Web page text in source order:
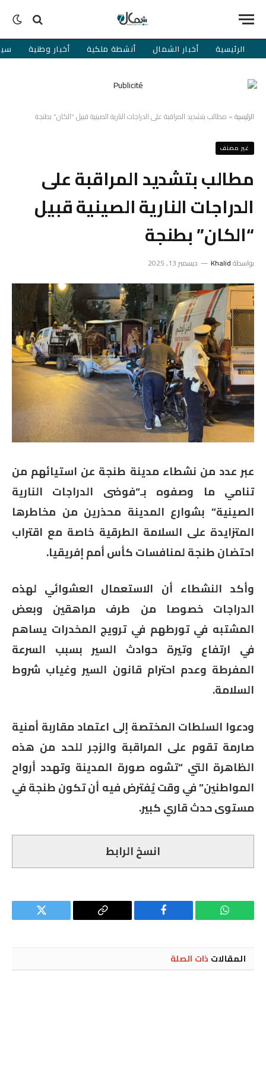
الرئيسية أخبار الشمال أنشطة ملكية أخبار وطنية
الرئيسية» مطالب بتشديد المراقبة على الدراجات النارية الصينية قبيل “الكان” بطنجة
غير مصنف
مطالب بتشديد المراقبة على
الدراجات النارية الصينية قبيل
“الكان” بطنجة
بواسطةKhalid ديسمبر 13, 2025
عبر عدد من نشطاء مدينة طنجة عن استيائهم من
تنامي ما وصفوه بـ“فوضى الدراجات النارية
الصينية” بشوارع المدينة محذرين من مخاطرها
المتزايدة على السلامة الطرقية خاصة مع اقتراب
احتضان طنجة لمنافسات كأس أمم إفريقيا.
وأكد النشطاء أن الاستعمال العشوائي لهذه
الدراجات خصوصا من طرف مراهقين وبعض
المشتبه في تورطهم في ترويج المخدرات يساهم
في ارتفاع وتيرة حوادث السير بسبب السرعة
المفرطة وعدم احترام قانون السير وغياب شروط
السلامة.
ودعوا السلطات المختصة إلى اعتماد مقاربة أمنية
صارمة تقوم على المراقبة والزجر للحد من هذه
الظاهرة التي “تشوه صورة المدينة وتهدد أرواح
المواطنين” في وقت يُفترض فيه أن تكون طنجة في
مستوى حدث قاري كبير.
انسخ الرابط
واتساب فيسبوك
Copy
تويتر
المقالات ذات الصلة